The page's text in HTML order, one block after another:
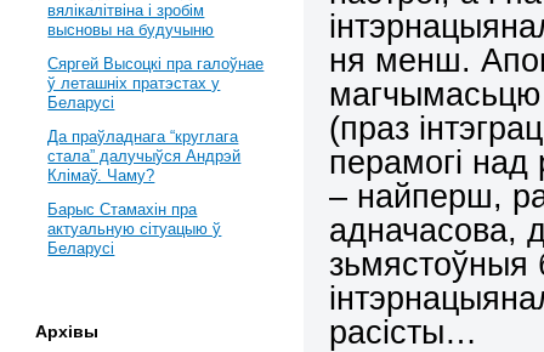
ня менш.
магчымасьцю
(праз
перамогі над
– найперш,
адначасова,
зьмястоўныя
расісты…
вялікалітвіна і зробім
высновы на будучыню
Сяргей Высоцкі пра галоўнае
ў леташніх пратэстах у
Беларусі
Да праўладнага “круглага
стала” далучыўся Андрэй
Клімаў. Чаму?
Барыс Стамахін пра
актуальную сітуацыю ў
Беларусі
Архівы